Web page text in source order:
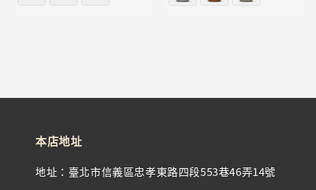
本店地址
地址：臺北市信義區忠孝東路四段553巷46弄14號